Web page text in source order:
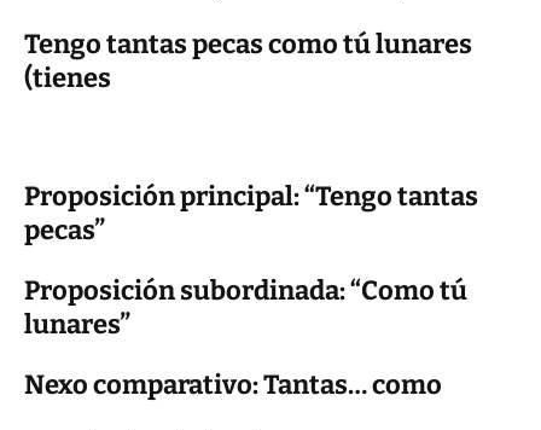
Tengo tantas pecas como tú lunares
(tienes
Proposición principal: “Tengo tantas
pecas”
Proposición subordinada: “Como tú
lunares”
Nexo comparativo: Tantas… como